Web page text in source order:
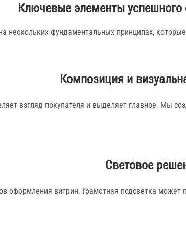
Ключевые элементы
нескольких фундаментальных принципах,
Композиция и
взгляд покупателя и выделяет главное. Мы
Световое
оформления витрин. Грамотная подсветка